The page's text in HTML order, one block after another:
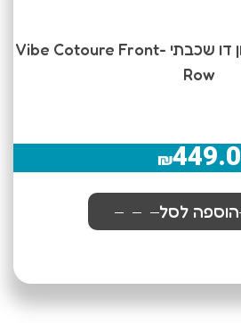
ויברטור יוקרתי מסיליקון דו שכבתי -Vibe Cotoure Front
Row
₪449.0
הוספה לסל